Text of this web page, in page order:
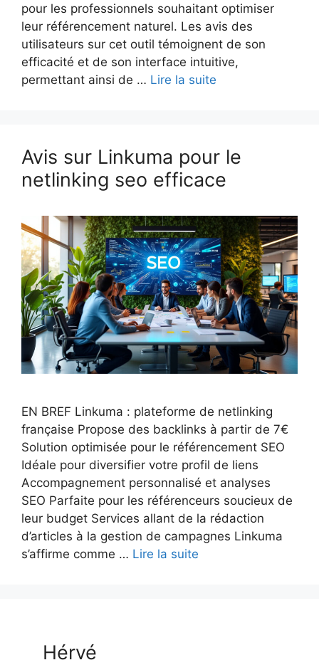
pour les professionnels souhaitant optimiser
leur référencement naturel. Les avis des
utilisateurs sur cet outil témoignent de son
efficacité et de son interface intuitive,
permettant ainsi de … Lire la suite
Avis sur Linkuma pour le
netlinking seo efficace
EN BREF Linkuma : plateforme de netlinking
française Propose des backlinks à partir de 7€
Solution optimisée pour le référencement SEO
Idéale pour diversifier votre profil de liens
Accompagnement personnalisé et analyses
SEO Parfaite pour les référenceurs soucieux de
leur budget Services allant de la rédaction
d’articles à la gestion de campagnes Linkuma
s’affirme comme … Lire la suite
Hérvé